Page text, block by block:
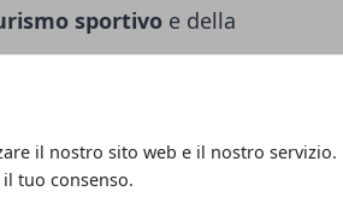
il nostro sito web e il nostro servizio.
tuo consenso.
sportivo e della
Reggio Emilia